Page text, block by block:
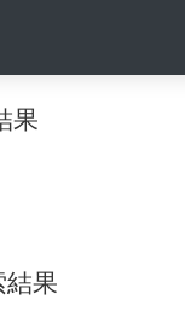
果
結果